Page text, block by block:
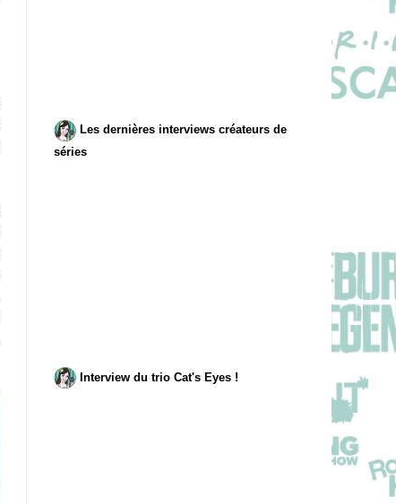
Les dernières interviews créateurs de
séries
Interview du trio Cat's Eyes !